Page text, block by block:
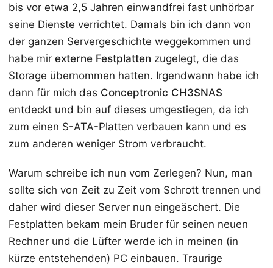
bis vor etwa 2,5 Jahren einwandfrei fast unhörbar
seine Dienste verrichtet. Damals bin ich dann von
der ganzen Servergeschichte weggekommen und
habe mir externe Festplatten zugelegt, die das
Storage übernommen hatten. Irgendwann habe ich
dann für mich das Conceptronic CH3SNAS
entdeckt und bin auf dieses umgestiegen, da ich
zum einen S-ATA-Platten verbauen kann und es
zum anderen weniger Strom verbraucht.
Warum schreibe ich nun vom Zerlegen? Nun, man
sollte sich von Zeit zu Zeit vom Schrott trennen und
daher wird dieser Server nun eingeäschert. Die
Festplatten bekam mein Bruder für seinen neuen
Rechner und die Lüfter werde ich in meinen (in
kürze entstehenden) PC einbauen. Traurige